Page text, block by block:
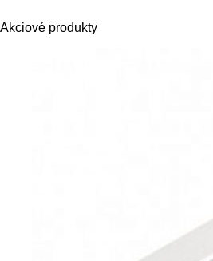
Akciové produkty